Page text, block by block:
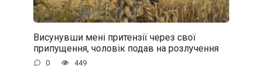
Висунувши мені притензії через свої
припущення, чоловік подав на розлучення
0 449